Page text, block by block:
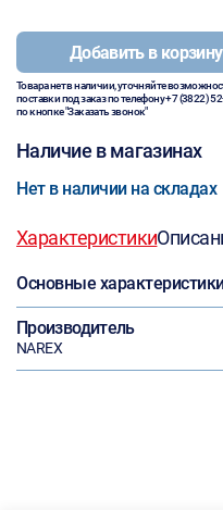
Добавить в корзину
Товара нет в наличии, уточняйте
поставки под заказ по телефону+7 (3822)
по кнопке "Заказать звонок"
Наличие в магазинах
Нет в наличии на складах
Характеристики
Основные
Производитель
NAREX